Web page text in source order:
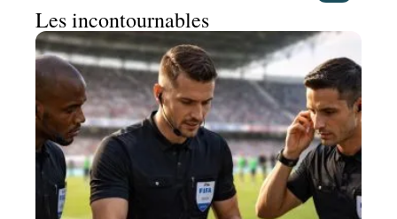
Les incontournables